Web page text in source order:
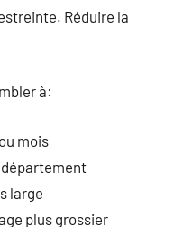
Réduire la
à:
mois
large
plus grossier